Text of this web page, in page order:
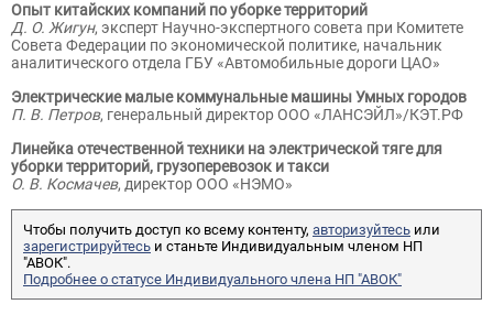
Опыт китайских компаний по уборке территорий
Д. О. Жигун, эксперт Научно-экспертного совета при Комитете
Совета Федерации по экономической политике, начальник
аналитического отдела ГБУ «Автомобильные дороги ЦАО»
Электрические малые коммунальные машины Умных городов
П. В. Петров, генеральный директор ООО «ЛАНСЭЙЛ»/КЭТ.РФ
Линейка отечественной техники на электрической тяге для
уборки территорий, грузоперевозок и такси
О. В. Космачев, директор ООО «НЭМО»
Чтобы получить доступ ко всему контенту, авторизуйтесь или
зарегистрируйтесь и станьте Индивидуальным членом НП
"АВОК".
Подробнее о статусе Индивидуального члена НП "АВОК"